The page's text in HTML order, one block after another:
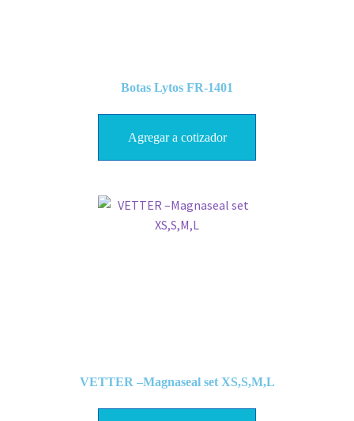
Botas Lytos FR-1401
Agregar a cotizador
VETTER –Magnaseal set XS,S,M,L